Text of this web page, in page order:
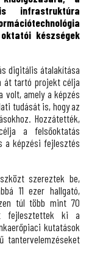
infrastruktúra
készségek
digitális átalakítása
át tartó projekt célja
volt, amely a képzés
tudását is, hogy az
Hozzátették,
a felsőoktatás
a képzési fejlesztés
szereztek be,
11 ezer hallgató,
túl több mint 70
fejlesztettek ki a
kutatások
tantervelemzéseket